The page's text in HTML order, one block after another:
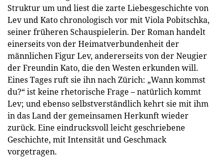
Struktur um und liest die zarte Liebesgeschichte von
Lev und Kato chronologisch vor mit Viola Pobitschka,
seiner früheren Schauspielerin. Der Roman handelt
einerseits von der Heimatverbundenheit der
männlichen Figur Lev, andererseits von der Neugier
der Freundin Kato, die den Westen erkunden will.
Eines Tages ruft sie ihn nach Zürich: „Wann kommst
du?“ ist keine rhetorische Frage – natürlich kommt
Lev; und ebenso selbstverständlich kehrt sie mit ihm
in das Land der gemeinsamen Herkunft wieder
zurück. Eine eindrucksvoll leicht geschriebene
Geschichte, mit Intensität und Geschmack
vorgetragen.